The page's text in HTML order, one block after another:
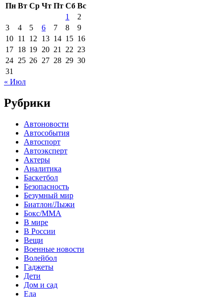
Пн Вт Ср Чт Пт Сб Вс
1
2
3
4 5 6 7 8
9
10 11 12 13 14 15 16
17 18 19 20 21 22 23
24 25 26 27 28 29 30
31
« Июл
Рубрики
Автоновости
Автособытия
Автоспорт
Автоэксперт
Актеры
Аналитика
Баскетбол
Безопасность
Безумный мир
Биатлон/Лыжи
Бокс/MMA
В мире
В России
Вещи
Военные новости
Волейбол
Гаджеты
Дети
Дом и сад
Еда